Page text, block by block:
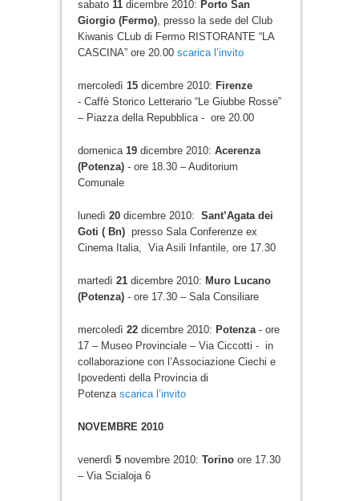
sabato 11dicembre 2010: Porto San
Giorgio (Fermo), presso la sede del Club
Kiwanis CLub di Fermo RISTORANTE “LA
CASCINA” ore 20.00 scarica l’invito
mercoledì 15dicembre 2010: Firenze
- Caffè Storico Letterario “Le Giubbe Rosse”
– Piazza della Repubblica - ore 20.00
domenica 19dicembre 2010: Acerenza
(Potenza)- ore 18.30 – Auditorium
Comunale
lunedì 20dicembre 2010: Sant’Agata dei
Goti ( Bn)presso Sala Conferenze ex
Cinema Italia, Via Asili Infantile, ore 17.30
martedì 21dicembre 2010: Muro Lucano
(Potenza)- ore 17.30 – Sala Consiliare
mercoledì 22dicembre 2010: Potenza- ore
17 – Museo Provinciale – Via Ciccotti - in
collaborazione con l’Associazione Ciechi e
Ipovedenti della Provincia di
Potenza scarica l’invito
NOVEMBRE 2010
venerdì 5novembre 2010: Torinoore 17.30
– Via Scialoja 6